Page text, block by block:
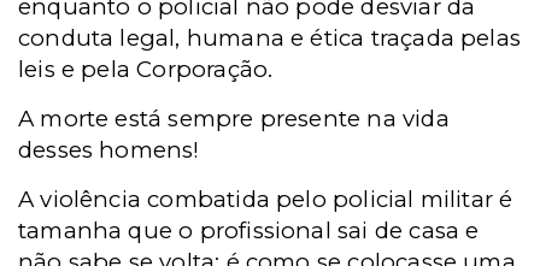
enquanto o policial não pode desviar da
conduta legal, humana e ética traçada pelas
leis e pela Corporação.
A morte está sempre presente na vida
desses homens!
A violência combatida pelo policial militar é
tamanha que o profissional sai de casa e